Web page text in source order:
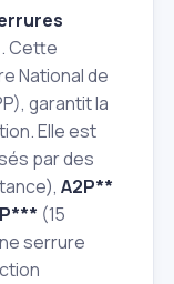
Cette
National de
garantit la
Elle est
par des
A2P**
(15
serrure